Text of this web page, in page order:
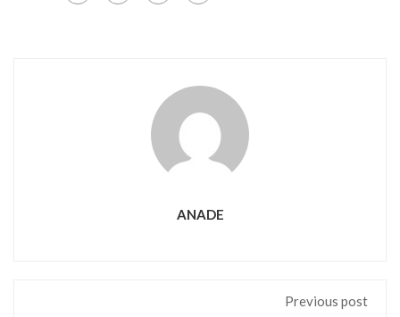
ANADE
Previous post